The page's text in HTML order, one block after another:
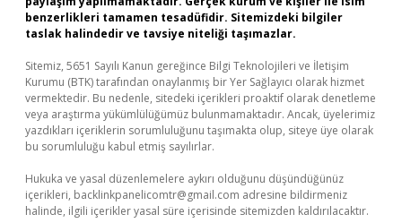
benzerlikleri tamamen tesadüfidir. Sitemizdeki bilgiler
taslak halindedir ve tavsiye niteliği taşımazlar.
Sitemiz, 5651 Sayılı Kanun gereğince Bilgi Teknolojileri ve İletişim
Kurumu (BTK) tarafından onaylanmış bir Yer Sağlayıcı olarak hizmet
vermektedir. Bu nedenle, sitedeki içerikleri proaktif olarak denetleme
veya araştırma yükümlülüğümüz bulunmamaktadır. Ancak, üyelerimiz
yazdıkları içeriklerin sorumluluğunu taşımakta olup, siteye üye olarak
bu sorumluluğu kabul etmiş sayılırlar.
Hukuka ve yasal düzenlemelere aykırı olduğunu düşündüğünüz
içerikleri, backlinkpanelicomtr@gmail.com adresine bildirmeniz
halinde, ilgili içerikler yasal süre içerisinde sitemizden kaldırılacaktır.